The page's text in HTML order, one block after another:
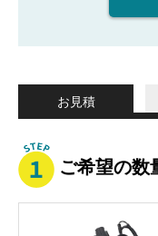
お見積
ご希望の数